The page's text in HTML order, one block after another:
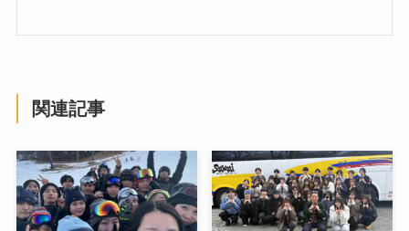
関連記事